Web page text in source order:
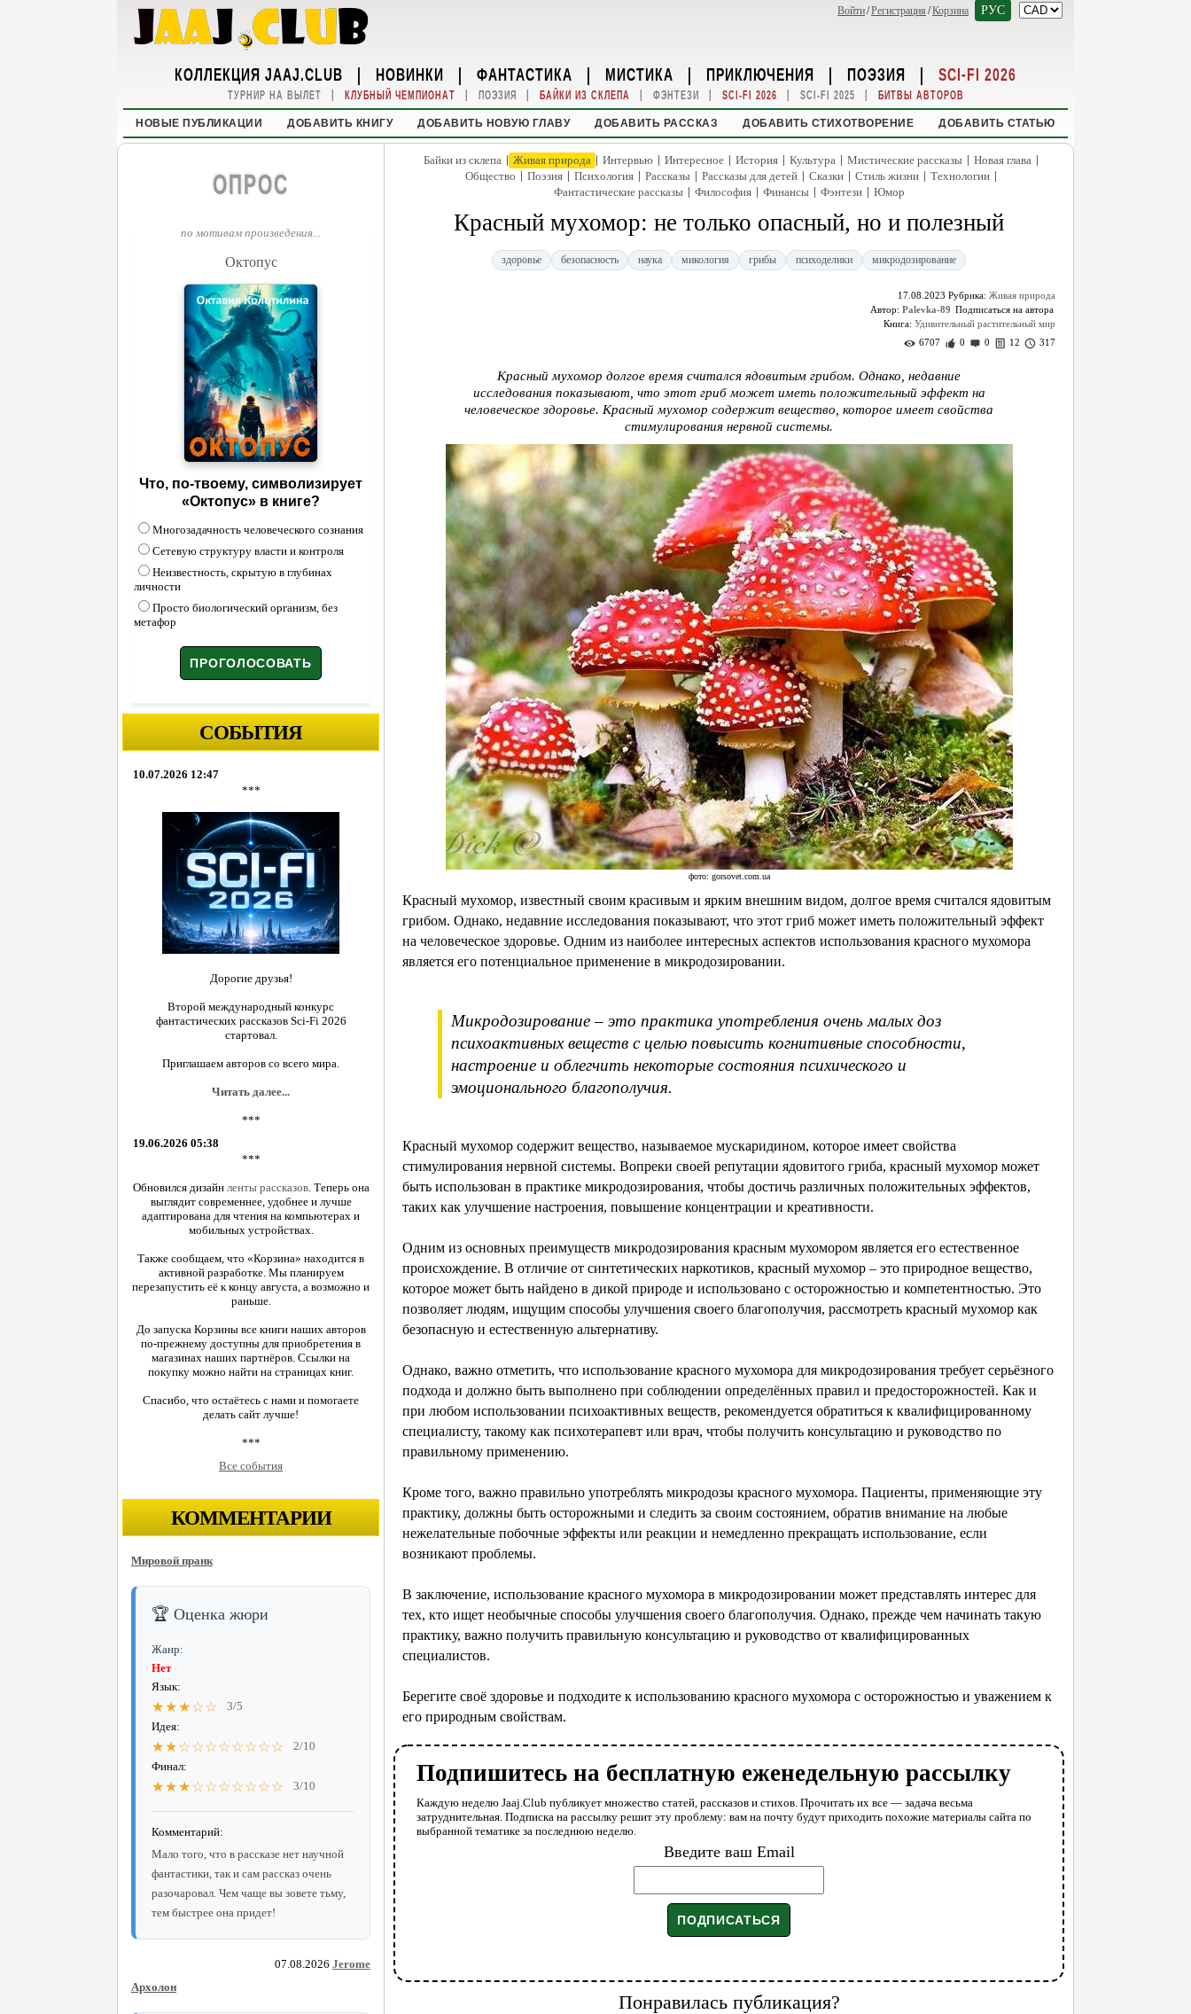
Войти/Регистрация /Корзина РУС
КОЛЛЕКЦИЯ JAAJ.CLUB | НОВИНКИ | ФАНТАСТИКА | МИСТИКА | ПРИКЛЮЧЕНИЯ | ПОЭЗИЯ | SCI-FI 2026
ТУРНИР НА ВЫЛЕТ | КЛУБНЫЙ ЧЕМПИОНАТ | ПОЭЗИЯ | БАЙКИ ИЗ СКЛЕПА | ФЭНТЕЗИ | SCI-FI 2026 | SCI-FI 2025 | БИТВЫ АВТОРОВ
НОВЫЕ ПУБЛИКАЦИИ ДОБАВИТЬ КНИГУ ДОБАВИТЬ НОВУЮ ГЛАВУ ДОБАВИТЬ РАССКАЗ ДОБАВИТЬ СТИХОТВОРЕНИЕ ДОБАВИТЬ СТАТЬЮ
ОПРОС
по мотивам произведения...
Октопус
Что, по-твоему, символизирует
«Октопус» в книге?
Многозадачность человеческого сознания
Сетевую структуру власти и контроля
Неизвестность, скрытую в глубинах
личности
Просто биологический организм, без
метафор
СОБЫТИЯ
10.07.2026 12:47
***
Дорогие друзья!
Второй международный конкурс
фантастических рассказов Sci-Fi 2026
стартовал.
Приглашаем авторов со всего мира.
Читать далее...
***
19.06.2026 05:38
***
Обновился дизайн ленты рассказов. Теперь она
выглядит современнее, удобнее и лучше
адаптирована для чтения на компьютерах и
мобильных устройствах.
Также сообщаем, что «Корзина» находится в
активной разработке. Мы планируем
перезапустить её к концу августа, а возможно и
раньше.
До запуска Корзины все книги наших авторов
по-прежнему доступны для приобретения в
магазинах наших партнёров. Ссылки на
покупку можно найти на страницах книг.
Спасибо, что остаётесь с нами и помогаете
делать сайт лучше!
***
Все события
КОММЕНТАРИИ
Мировой пранк
🏆 Оценка жюри
Жанр:
Нет
Язык:
★★★☆☆
3/5
Идея:
★★☆☆☆☆☆☆☆☆
2/10
Финал:
★★★☆☆☆☆☆☆☆ 3/10
Комментарий:
Мало того, что в рассказе нет научной
фантастики, так и сам рассказ очень
разочаровал. Чем чаще вы зовете тьму,
тем быстрее она придет!
07.08.2026 Jerome
Архолон
Байки из склепа | Живая природа | Интервью | Интересное | История | Культура | Мистические рассказы | Новая глава |
Общество | Поэзия | Психология | Рассказы | Рассказы для детей | Сказки | Стиль жизни | Технологии |
Фантастические рассказы | Философия | Финансы | Фэнтези | Юмор
Красный мухомор: не только опасный, но и полезный
здоровье безопасность наука микология грибы психоделики микродозирование
17.08.2023 Рубрика: Живая природа
Автор: Palevka-89
Книга: Удивительный растительный мир
6707
0 0 12 317
Красный мухомор долгое время считался ядовитым грибом. Однако, недавние
исследования показывают, что этот гриб может иметь положительный эффект на
человеческое здоровье. Красный мухомор содержит вещество, которое имеет свойства
стимулирования нервной системы.
фото: gorsovet.com.ua
Красный мухомор, известный своим красивым и ярким внешним видом, долгое время считался ядовитым
грибом. Однако, недавние исследования показывают, что этот гриб может иметь положительный эффект
на человеческое здоровье. Одним из наиболее интересных аспектов использования красного мухомора
является его потенциальное применение в микродозировании.
Микродозирование – это практика употребления очень малых доз
психоактивных веществ с целью повысить когнитивные способности,
настроение и облегчить некоторые состояния психического и
эмоционального благополучия.
Красный мухомор содержит вещество, называемое мускаридином, которое имеет свойства
стимулирования нервной системы. Вопреки своей репутации ядовитого гриба, красный мухомор может
быть использован в практике микродозирования, чтобы достичь различных положительных эффектов,
таких как улучшение настроения, повышение концентрации и креативности.
Одним из основных преимуществ микродозирования красным мухомором является его естественное
происхождение. В отличие от синтетических наркотиков, красный мухомор – это природное вещество,
которое может быть найдено в дикой природе и использовано с осторожностью и компетентностью. Это
позволяет людям, ищущим способы улучшения своего благополучия, рассмотреть красный мухомор как
безопасную и естественную альтернативу.
Однако, важно отметить, что использование красного мухомора для микродозирования требует серьёзного
подхода и должно быть выполнено при соблюдении определённых правил и предосторожностей. Как и
при любом использовании психоактивных веществ, рекомендуется обратиться к квалифицированному
специалисту, такому как психотерапевт или врач, чтобы получить консультацию и руководство по
правильному применению.
Кроме того, важно правильно употреблять микродозы красного мухомора. Пациенты, применяющие эту
практику, должны быть осторожными и следить за своим состоянием, обратив внимание на любые
нежелательные побочные эффекты или реакции и немедленно прекращать использование, если
возникают проблемы.
В заключение, использование красного мухомора в микродозировании может представлять интерес для
тех, кто ищет необычные способы улучшения своего благополучия. Однако, прежде чем начинать такую
практику, важно получить правильную консультацию и руководство от квалифицированных
специалистов.
Берегите своё здоровье и подходите к использованию красного мухомора с осторожностью и уважением к
его природным свойствам.
Подпишитесь на бесплатную еженедельную рассылку
Каждую неделю Jaaj.Club публикует множество статей, рассказов и стихов. Прочитать их все — задача весьма
затруднительная. Подписка на рассылку решит эту проблему: вам на почту будут приходить похожие материалы сайта по
выбранной тематике за последнюю неделю.
Введите ваш Email
Понравилась публикация?